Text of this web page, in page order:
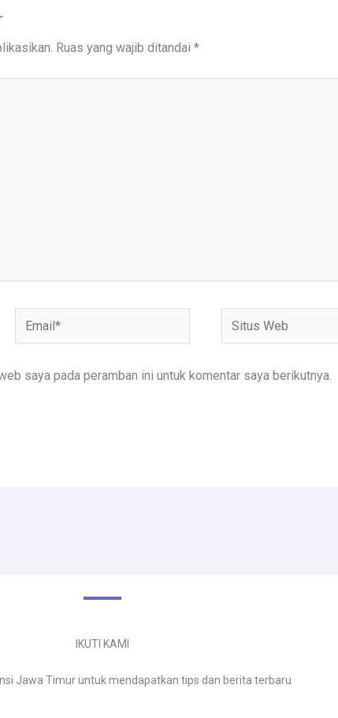
Ruas yang wajib ditandai *
Email*
Situs
Web
saya pada peramban ini untuk komentar saya berikutnya.
IKUTI KAMI
Jawa Timur untuk mendapatkan tips dan berita terbaru